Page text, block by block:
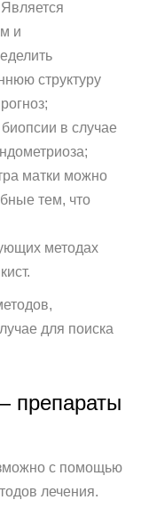
и
структуру
в случае
матки можно
тем, что
методах
для поиска
препараты
с помощью
лечения.